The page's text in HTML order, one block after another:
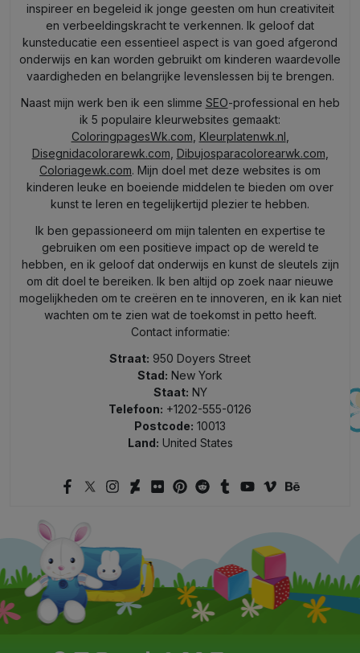
inspireer en begeleid ik jonge geesten om hun creativiteit
en verbeeldingskracht te verkennen. Ik geloof dat
kunsteducatie een essentieel aspect is van goed afgerond
onderwijs en kan worden gebruikt om kinderen waardevolle
vaardigheden en belangrijke levenslessen bij te brengen.
Naast mijn werk ben ik een slimme SEO-professional en heb
ik 5 populaire kleurwebsites gemaakt:
ColoringpagesWk.com Kleurplatenwk.nl
Disegnidacolorarewk.com Dibujosparacolorearwk.com
Coloriagewk.com. Mijn doel met deze websites is om
kinderen leuke en boeiende middelen te bieden om over
kunst te leren en tegelijkertijd plezier te hebben.
Ik ben gepassioneerd om mijn talenten en expertise te
gebruiken om een positieve impact op de wereld te
hebben, en ik geloof dat onderwijs en kunst de sleutels zijn
om dit doel te bereiken. Ik ben altijd op zoek naar nieuwe
mogelijkheden om te creëren en te innoveren, en ik kan niet
wachten om te zien wat de toekomst in petto heeft.
Contact informatie:
Straat: 950 Doyers Street
Stad: New York
Staat: NY
Telefoon: +1202-555-0126
Postcode: 10013
Land: United States